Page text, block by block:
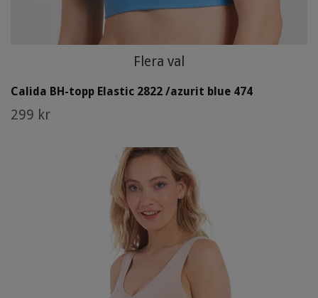
Flera val
Calida BH-topp Elastic 2822 /azurit blue 474
299 kr